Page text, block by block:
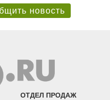
новость
ОТДЕЛ ПРОДАЖ